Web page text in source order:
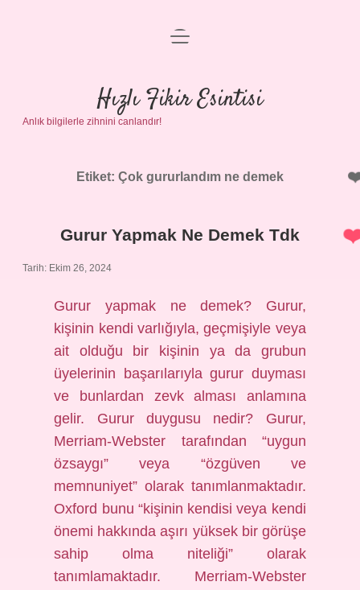
Anasayfa
Gizlilik Politikası
Yasal Uyarı
menüyü
Hızlı Fikir Esintisi
Anlık bilgilerle zihnini canlandır!
Etiket: Çok gururlandım ne demek
Gurur Yapmak Ne Demek Tdk
Tarih: Ekim 26, 2024
Gurur yapmak ne demek? Gurur,
kişinin kendi varlığıyla, geçmişiyle veya
ait olduğu bir kişinin ya da grubun
üyelerinin başarılarıyla gurur duyması
ve bunlardan zevk alması anlamına
gelir. Gurur duygusu nedir? Gurur,
Merriam-Webster tarafından “uygun
özsaygı” veya “özgüven ve
memnuniyet” olarak tanımlanmaktadır.
Oxford bunu “kişinin kendisi veya kendi
önemi hakkında aşırı yüksek bir görüşe
sahip olma niteliği” olarak
tanımlamaktadır. Merriam-Webster